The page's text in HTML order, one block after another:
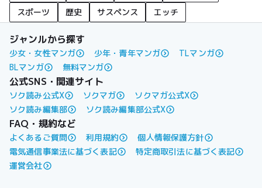
スポーツ
歴史 サスペンス エッチ
ジャンルから探す
少女・女性マンガ 少年・青年マンガ
TLマンガ
BLマンガ
無料マンガ
公式SNS・関連サイト
ソク読み公式X ソクマガ
ソクマガ公式X
ソク読み編集部
ソク読み編集部公式X
FAQ・規約など
よくあるご質問 利用規約
個人情報保護方針
電気通信事業法に基づく表記
特定商取引法に基づく表記
運営会社